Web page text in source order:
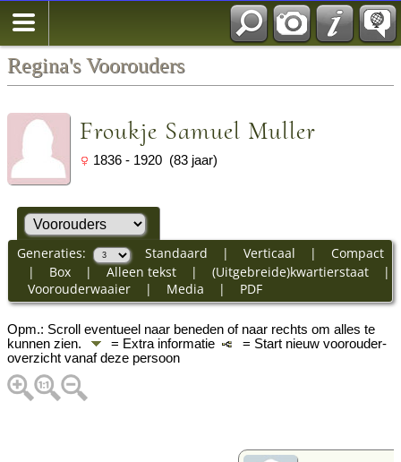
Regina's Voorouders
Froukje Samuel Muller
1836 - 1920 (83 jaar)
Generaties: Standaard | Verticaal | Compact
| Box| Alleen tekst| (Uitgebreide)kwartierstaat|
Voorouderwaaier| Media | PDF
Opm.: Scroll eventueel naar beneden of naar rechts om alles te
kunnen zien.
= Extra informatie
= Start nieuw voorouder-
overzicht vanaf deze persoon